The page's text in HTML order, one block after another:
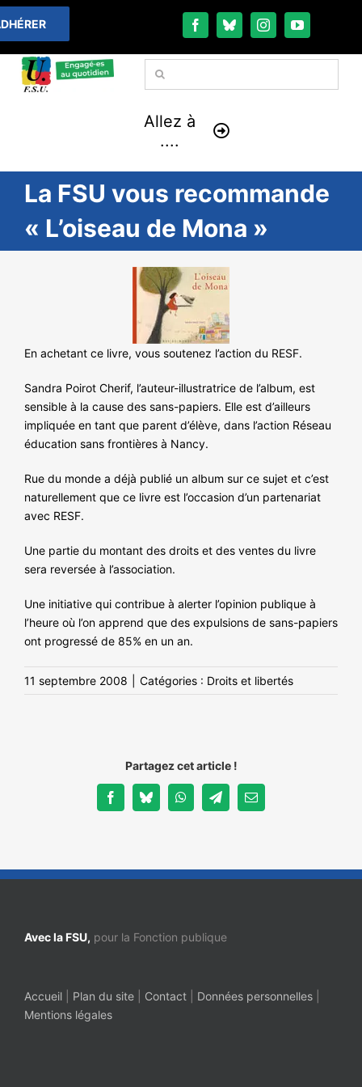
Passer
au
contenu
Rechercher:
Allez à
....
À LA UNE
THÉMATIQUES
LA VIE FÉDÉRALE
COMMUNIQUÉS
La FSU vous recommande
« L’oiseau de Mona »
En achetant ce livre, vous soutenez l’action du RESF.
Sandra Poirot Cherif, l’auteur-illustratrice de l’album, est
sensible à la cause des sans-papiers. Elle est d’ailleurs
impliquée en tant que parent d’élève, dans l’action Réseau
éducation sans frontières à Nancy.
Rue du monde a déjà publié un album sur ce sujet et c’est
naturellement que ce livre est l’occasion d’un partenariat
avec RESF.
Une partie du montant des droits et des ventes du livre
sera reversée à l’association.
Une initiative qui contribue à alerter l’opinion publique à
l’heure où l’on apprend que des expulsions de sans-papiers
ont progressé de 85% en un an.
11 septembre 2008 Catégories : Droits et libertés
Partagez cet article !
FacebookBlueskyWhatsAppTelegramEmail
Avec la FSU, pour la Fonction publique
Accueil Plan du site Contact Données personnelles
Mentions légales